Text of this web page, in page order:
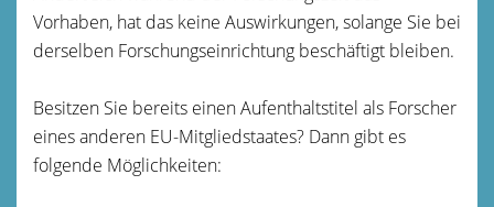
Vorhaben, hat das keine Auswirkungen, solange Sie bei
derselben Forschungseinrichtung beschäftigt bleiben.
Besitzen Sie bereits einen Aufenthaltstitel als Forscher
eines anderen EU-Mitgliedstaates? Dann gibt es
folgende Möglichkeiten: